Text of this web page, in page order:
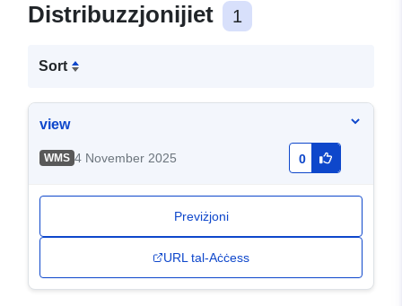
Distribuzzjonijiet 1
Sort
view
WMS 4 November 2025 0
Previżjoni
URL tal-Aċċess